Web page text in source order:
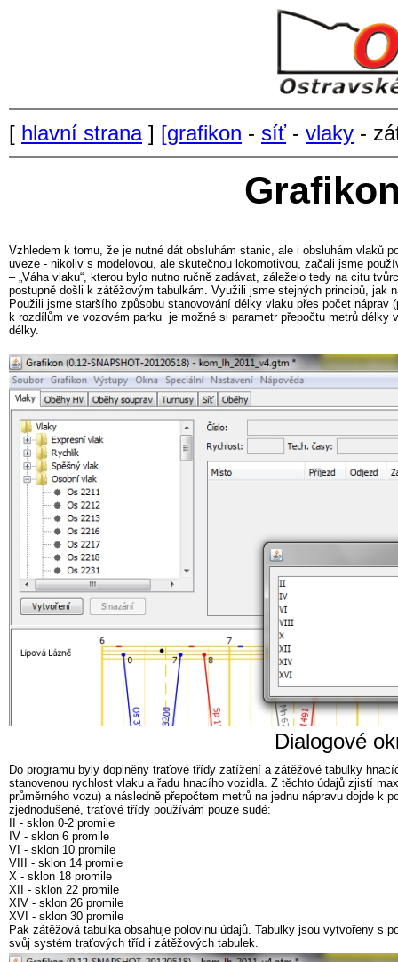
[ hlavní strana] [grafikon - síť- vlaky -
Vzhledem k tomu, že je nutné dát obsluhám stanic, ale i obsluhám vlaků
uveze - nikoliv s modelovou, ale skutečnou lokomotivou, začali jsme
– „Váha vlaku“, kterou bylo nutno ručně zadávat, záleželo tedy na citu
postupně došli k zátěžovým tabulkám. Využili jsme stejných principů, jak
Použili jsme staršího způsobu stanovování délky vlaku přes počet
k rozdílům ve vozovém parku je možné si parametr přepočtu metrů
délky.
Dialogové
Do programu byly doplněny traťové třídy zatížení a zátěžové tabulky
stanovenou rychlost vlaku a řadu hnacího vozidla. Z těchto údajů zjistí
průměrného vozu) a následně přepočtem metrů na jednu nápravu dojde
zjednodušené, traťové třídy používám pouze sudé:
II - sklon 0-2 promile
IV - sklon 6 promile
VI - sklon 10 promile
VIII - sklon 14 promile
X - sklon 18 promile
XII - sklon 22 promile
XIV - sklon 26 promile
XVI - sklon 30 promile
Pak zátěžová tabulka obsahuje polovinu údajů. Tabulky jsou vytvořeny s
svůj systém traťových tříd i zátěžových tabulek.